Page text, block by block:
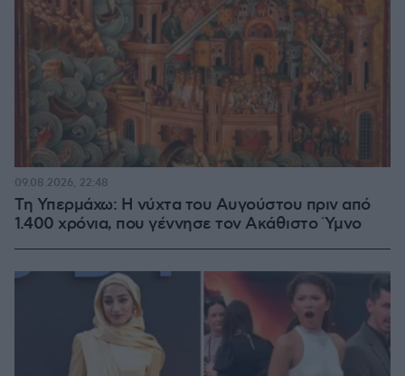
Τη Υπερμάχω: Η νύχτα του Αυγούστου πριν από
1.400 χρόνια, που γέννησε τον Ακάθιστο Ύμνο
09.08.2026, 22:48